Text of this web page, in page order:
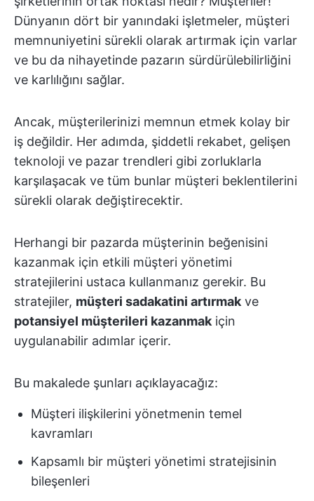
Dünyanın dört bir yanındaki işletmeler, müşteri
memnuniyetini sürekli olarak artırmak için varlar
ve bu da nihayetinde pazarın sürdürülebilirliğini
ve karlılığını sağlar.
Ancak, müşterilerinizi memnun etmek kolay bir
iş değildir. Her adımda, şiddetli rekabet, gelişen
teknoloji ve pazar trendleri gibi zorluklarla
karşılaşacak ve tüm bunlar müşteri beklentilerini
sürekli olarak değiştirecektir.
Herhangi bir pazarda müşterinin beğenisini
kazanmak için etkili müşteri yönetimi
stratejilerini ustaca kullanmanız gerekir. Bu
stratejiler, müşteri sadakatini artırmak ve
potansiyel müşterileri kazanmak için
uygulanabilir adımlar içerir.
Bu makalede şunları açıklayacağız:
Müşteri ilişkilerini yönetmenin temel
kavramları
Kapsamlı bir müşteri yönetimi stratejisinin
bileşenleri